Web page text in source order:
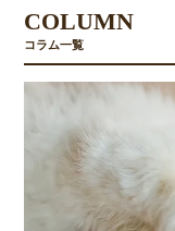
COLUMN
コラム一覧